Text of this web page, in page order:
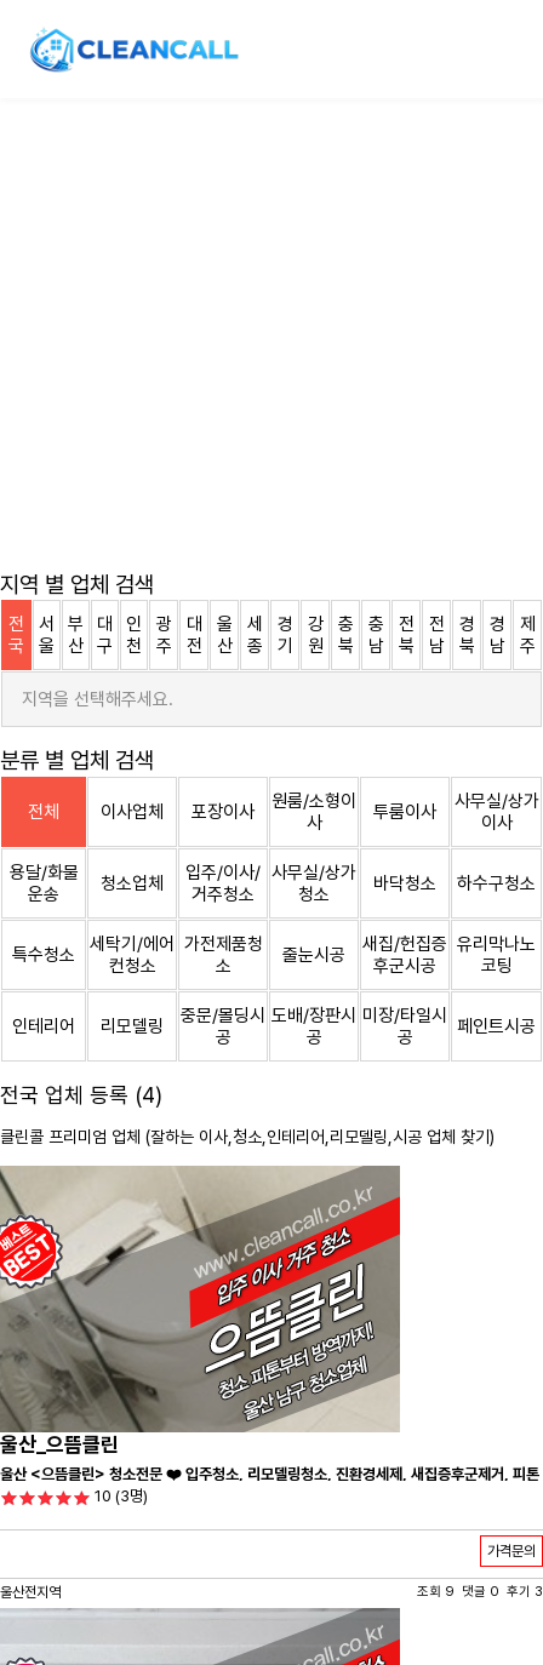
지역 별 업체 검색
전
국
서
울
부
산
대
구
인
천
광
주
대
전
울
산
세
종
경
기
강
원
충
북
충
남
전
북
전
남
경
북
경
남
제
주
지역을 선택해주세요.
분류 별 업체 검색
전체 이사업체 포장이사
원룸/소형이
사
투룸이사
사무실/상가
이사
용달/화물
운송
청소업체
입주/이사/
거주청소
사무실/상가
청소
바닥청소 하수구청소
특수청소
세탁기/에어
컨청소
가전제품청
소
줄눈시공
새집/헌집증
후군시공
유리막나노
코팅
인테리어 리모델링
중문/몰딩시
공
도배/장판시
공
미장/타일시
공
페인트시공
전국 업체 등록 (4)
클린콜 프리미엄 업체 (잘하는 이사, 청소 ,인테리어,리모델링,시공 업체 찾기)
울산_으뜸클린
울산 <으뜸클린> 청소전문 ❤️ 입주청소, 리모델링청소, 진환경세제, 새집증후군제거, 피톤
치드시공 전문 청소 업체 ❤️
10 (3명)
가격문의
울산전지역 조회 9 댓글 0 후기 3